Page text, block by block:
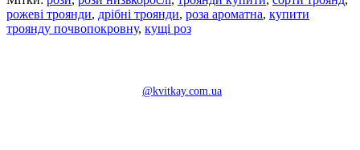
рожеві троянди, дрібні троянди, роза ароматна, купити
троянду почвопокровну, кущі роз
@kvitkay.com.ua